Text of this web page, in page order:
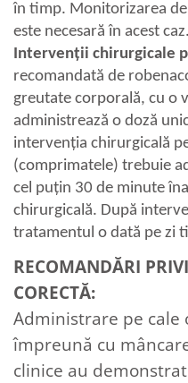
în timp. Monitorizarea
este necesară în acest caz.
Intervenții chirurgicale
recomandată de
greutate corporală, cu o
administrează o doză
intervenția chirurgicală
(comprimatele) trebuie
cel puțin 30 de minute
chirurgicală. După
tratamentul o dată pe zi
RECOMANDĂRI
CORECTĂ:
Administrare pe cale
împreună cu
clinice au